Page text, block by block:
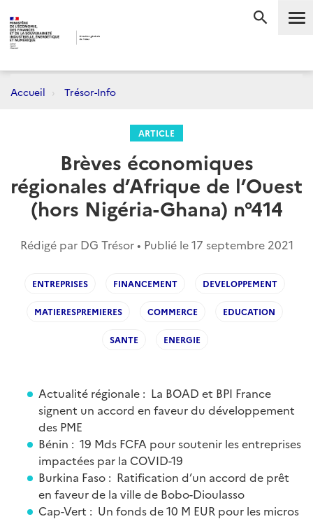
Accueil Trésor-Info
ARTICLE
Brèves économiques
régionales d’Afrique de l’Ouest
(hors Nigéria-Ghana) n°414
Rédigé par DG Trésor • Publié le17 septembre 2021
ENTREPRISES FINANCEMENT DEVELOPPEMENT
MATIERESPREMIERES COMMERCE EDUCATION
SANTE ENERGIE
Actualité régionale : La BOAD et BPI France
signent un accord en faveur du développement
des PME
Bénin : 19 Mds FCFA pour soutenir les entreprises
impactées par la COVID-19
Burkina Faso : Ratification d’un accord de prêt
en faveur de la ville de Bobo-Dioulasso
Cap-Vert : Un fonds de 10 M EUR pour les micros